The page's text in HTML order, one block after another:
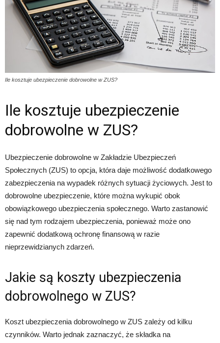
Ile kosztuje ubezpieczenie dobrowolne w ZUS?
Ile kosztuje ubezpieczenie
dobrowolne w ZUS?
Ubezpieczenie dobrowolne w Zakładzie Ubezpieczeń
Społecznych (ZUS) to opcja, która daje możliwość dodatkowego
zabezpieczenia na wypadek różnych sytuacji życiowych. Jest to
dobrowolne ubezpieczenie, które można wykupić obok
obowiązkowego ubezpieczenia społecznego. Warto zastanowić
się nad tym rodzajem ubezpieczenia, ponieważ może ono
zapewnić dodatkową ochronę finansową w razie
nieprzewidzianych zdarzeń.
Jakie są koszty ubezpieczenia
dobrowolnego w ZUS?
Koszt ubezpieczenia dobrowolnego w ZUS zależy od kilku
czynników. Warto jednak zaznaczyć, że składka na